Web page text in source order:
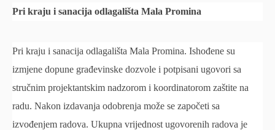
Pri kraju i sanacija odlagališta Mala Promina
Pri kraju i sanacija odlagališta Mala Promina. Ishođene su
izmjene dopune građevinske dozvole i potpisani ugovori sa
stručnim projektantskim nadzorom i koordinatorom zaštite na
radu. Nakon izdavanja odobrenja može se započeti sa
izvođenjem radova. Ukupna vrijednost ugovorenih radova je